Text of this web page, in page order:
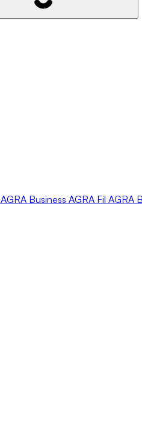
AGRA Business AGRA Fil AGRA